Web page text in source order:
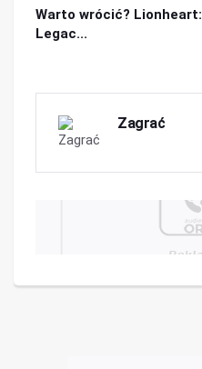
Warto wrócić? Lionheart:
Legac...
Zagrać